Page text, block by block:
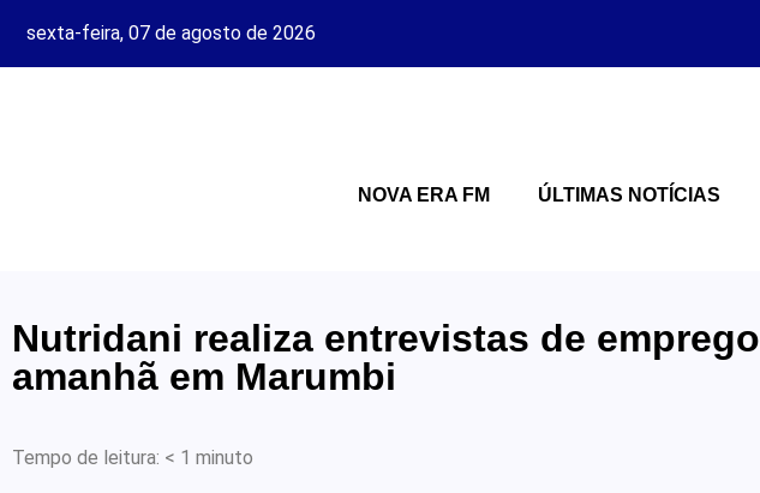
sexta-feira, 07 de agosto de 2026
NOVA ERA FM ÚLTIMAS NOTÍCIAS
Nutridani realiza entrevistas de emprego
amanhã em Marumbi
Tempo de leitura: < 1 minuto